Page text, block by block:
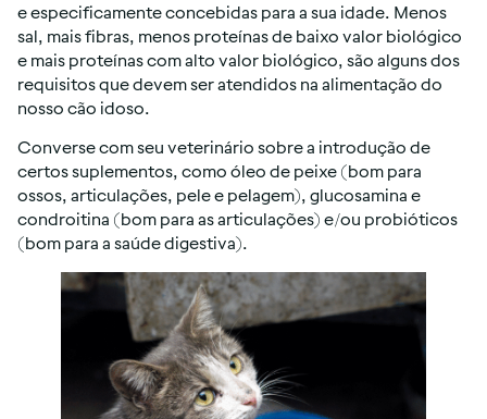
e especificamente concebidas para a sua idade. Menos
sal, mais fibras, menos proteínas de baixo valor biológico
e mais proteínas com alto valor biológico, são alguns dos
requisitos que devem ser atendidos na alimentação do
nosso cão idoso.
Converse com seu veterinário sobre a introdução de
certos suplementos, como óleo de peixe (bom para
ossos, articulações, pele e pelagem), glucosamina e
condroitina (bom para as articulações) e/ou probióticos
(bom para a saúde digestiva).